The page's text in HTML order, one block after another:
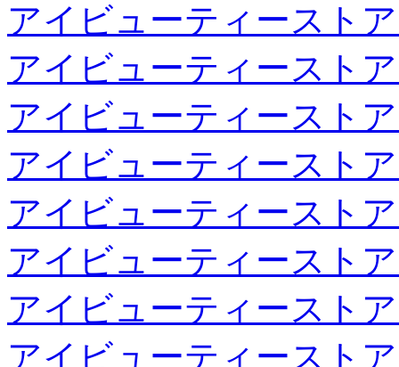
アイビューティースト
アイビューティースト
アイビューティースト
アイビューティースト
アイビューティースト
アイビューティースト
アイビューティースト
アイビューティースト